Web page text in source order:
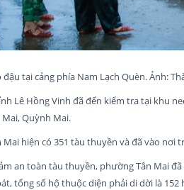
tại cảng phía Nam Lạch Quèn. Ảnh:
Lê Hồng Vinh đã đến kiểm tra tại khu
Quỳnh Mai.
hiện có 351 tàu thuyền và đã vào
an toàn tàu thuyền, phường Tân Mai
tổng số hộ thuộc diện phải di dời là